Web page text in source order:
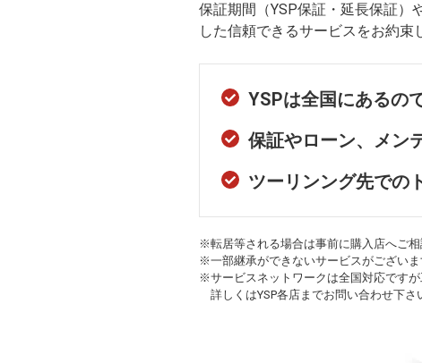
保証期間（YSP保証・延長保証）
した信頼できるサービスをお約束
YSPは全国にあるの
保証やローン、メン
ツーリンング先での
※転居等される場合は事前に購入店へご相
※一部継承ができないサービスがございま
※サービスネットワークは全国対応です
詳しくはYSP各店までお問い合わせ下さ